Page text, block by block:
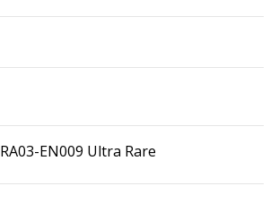
EN009 Ultra Rare